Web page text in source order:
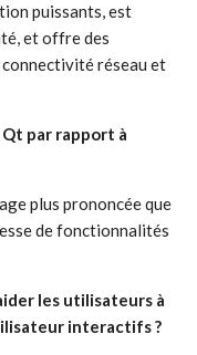
puissants, est
et offre des
réseau et
par rapport à
plus prononcée que
de fonctionnalités
les utilisateurs à
interactifs ?